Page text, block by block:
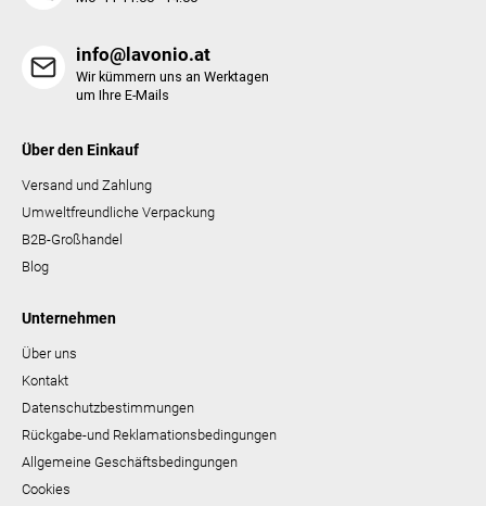
info@lavonio.at
Wir kümmern uns an Werktagen
um Ihre E-Mails
Über den Einkauf
Versand und Zahlung
Umweltfreundliche Verpackung
B2B-Großhandel
Blog
Unternehmen
Über uns
Kontakt
Datenschutzbestimmungen
Rückgabe-und Reklamationsbedingungen
Allgemeine Geschäftsbedingungen
Cookies